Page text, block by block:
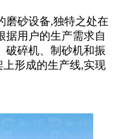
磨砂设备,独特之处在
据用户的生产需求自
破碎机、制砂机和振
形成的生产线,实现